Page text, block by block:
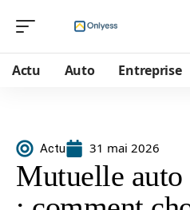
Actu Auto Entreprise
Actu 31 mai 2026
Mutuelle auto